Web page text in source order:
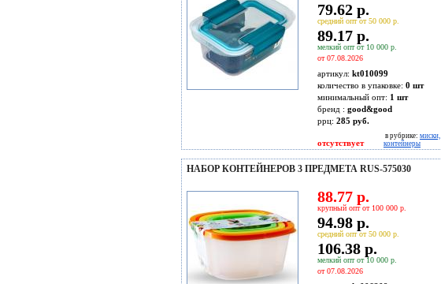
79.62 р.
средний опт от 50 000 р.
89.17 р.
мелкий опт от 10 000 р.
от 07.08.2026
артикул: kt010099
количество в упаковке: 0 шт
минимальный опт: 1 шт
бренд : good&good
ррц: 285 руб.
отсутствует
в рубрике: миски,
контейнеры
НАБОР КОНТЕЙНЕРОВ 3 ПРЕДМЕТА RUS-575030
88.77 р.
крупный опт от 100 000 р.
94.98 р.
средний опт от 50 000 р.
106.38 р.
мелкий опт от 10 000 р.
от 07.08.2026